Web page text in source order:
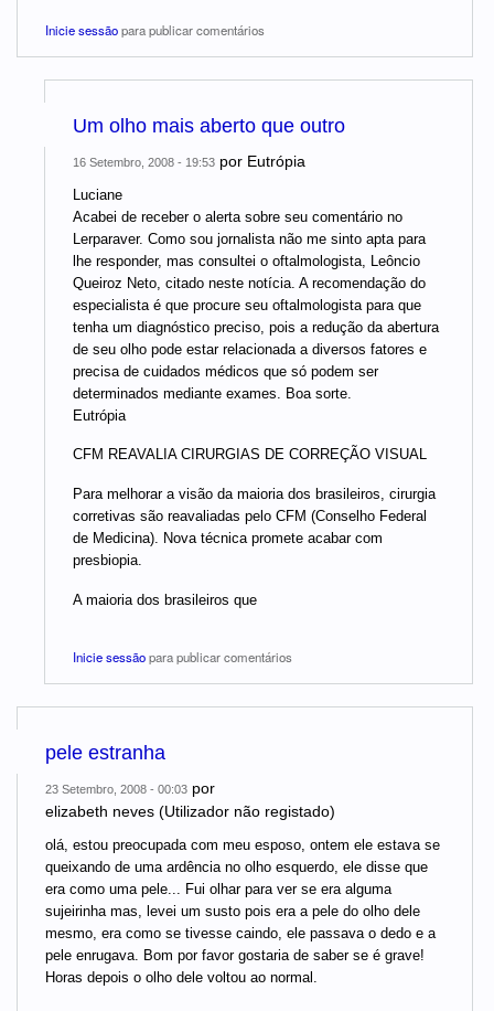
Inicie sessãopara publicar comentários
Um olho mais aberto que outro
16 Setembro, 2008 - 19:53 por Eutrópia
Luciane
Acabei de receber o alerta sobre seu comentário no
Lerparaver. Como sou jornalista não me sinto apta para
lhe responder, mas consultei o oftalmologista, Leôncio
Queiroz Neto, citado neste notícia. A recomendação do
especialista é que procure seu oftalmologista para que
tenha um diagnóstico preciso, pois a redução da abertura
de seu olho pode estar relacionada a diversos fatores e
precisa de cuidados médicos que só podem ser
determinados mediante exames. Boa sorte.
Eutrópia
CFM REAVALIA CIRURGIAS DE CORREÇÃO VISUAL
Para melhorar a visão da maioria dos brasileiros, cirurgia
corretivas são reavaliadas pelo CFM (Conselho Federal
de Medicina). Nova técnica promete acabar com
presbiopia.
A maioria dos brasileiros que
Inicie sessãopara publicar comentários
pele estranha
23 Setembro, 2008 - 00:03 por
elizabeth neves (Utilizador não registado)
olá, estou preocupada com meu esposo, ontem ele estava se
queixando de uma ardência no olho esquerdo, ele disse que
era como uma pele... Fui olhar para ver se era alguma
sujeirinha mas, levei um susto pois era a pele do olho dele
mesmo, era como se tivesse caindo, ele passava o dedo e a
pele enrugava. Bom por favor gostaria de saber se é grave!
Horas depois o olho dele voltou ao normal.